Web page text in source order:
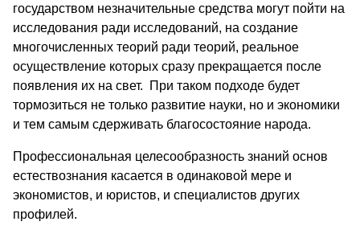
государством незначительные средства могут пойти на
исследования ради исследований, на создание
многочисленных теорий ради теорий, реальное
осуществление которых сразу прекращается после
появления их на свет. При таком подходе будет
тормозиться не только развитие науки, но и экономики
и тем самым сдерживать благосостояние народа.
Профессиональная целесообразность знаний основ
естествознания касается в одинаковой мере и
экономистов, и юристов, и специалистов других
профилей.